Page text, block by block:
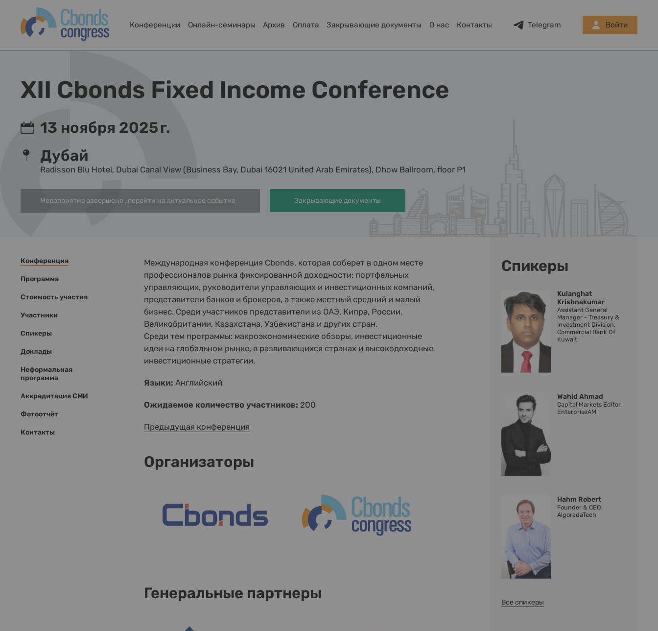
Конференции Онлайн-семинары Архив Оплата Закрывающие документы О нас Контакты Telegram Войти
XII Cbonds Fixed Income Conference
13 ноября 2025 г.
Дубай
Radisson Blu Hotel, Dubai Canal View (Business Bay, Dubai 16021 United Arab Emirates), Dhow Ballroom, floor P1
Мероприятие завершено , перейти на актуальное событие Закрывающие документы
Конференция
Программа
Стоимость участия
Участники
Спикеры
Доклады
Неформальная
программа
Аккредитация СМИ
Фотоотчёт
Контакты
Международная конференция Cbonds, которая соберет в одном месте
профессионалов рынка фиксированной доходности: портфельных
управляющих, руководители управляющих и инвестиционных компаний,
представители банков и брокеров, а также местный средний и малый
бизнес. Среди участников представители из ОАЭ, Кипра, России,
Великобритании, Казахстана, Узбекистана и других стран.
Среди тем программы: макроэкономические обзоры, инвестиционные
идеи на глобальном рынке, в развивающихся странах и высокодоходные
инвестиционные стратегии.
Языки: Английский
Ожидаемое количество участников: 200
Предыдущая конференция
Организаторы
Генеральные партнеры
Спикеры
Kulanghat
Krishnakumar
Assistant General
Manager - Treasury &
Investment Division,
Commercial Bank Of
Kuwait
Wahid Ahmad
Capital Markets Editor,
EnterpriseAM
Hahm Robert
Founder & CEO,
AlgoradaTech
Все спикеры